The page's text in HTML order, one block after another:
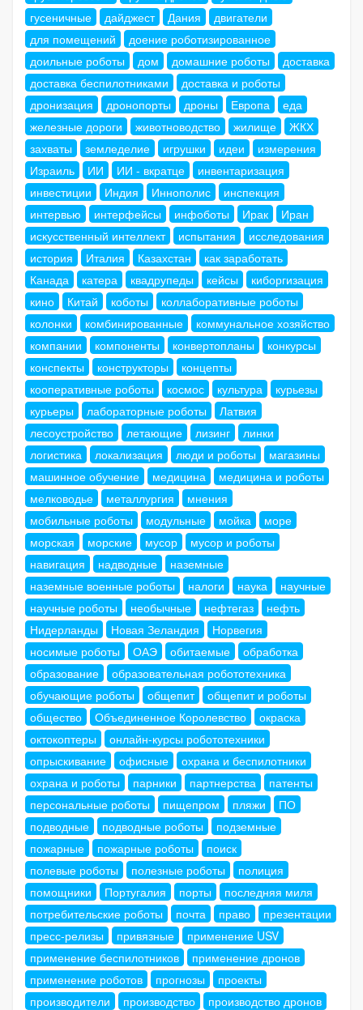
гусеничные
дайджест Дания
двигатели
для помещений
доение роботизированное
доильные роботы
дом домашние роботы
доставка
доставка беспилотниками
доставка и роботы
дронизация
дронопорты дроны Европа
еда
железные дороги
животноводство жилище
ЖКХ
захваты
земледелие игрушки идеи
измерения
Израиль
ИИ ИИ - вкратце
инвентаризация
инвестиции
Индия Иннополис
инспекция
интервью
интерфейсы инфоботы Ирак
Иран
искусственный интеллект
испытания
исследования
история
Италия Казахстан
как заработать
Канада
катера квадрупеды кейсы
киборгизация
кино
Китай коботы
коллаборативные роботы
колонки
комбинированные
коммунальное хозяйство
компании
компоненты конвертопланы
конкурсы
конспекты
конструкторы
концепты
кооперативные роботы
космос культура
курьезы
курьеры
лабораторные роботы
Латвия
лесоустройство
летающие лизинг
линки
логистика
локализация люди и роботы
магазины
машинное обучение
медицина
медицина и роботы
мелководье
металлургия
мнения
мобильные роботы
модульные мойка
море
морская
морские мусор
мусор и роботы
навигация
надводные
наземные
наземные военные роботы
налоги наука
научные
научные роботы
необычные нефтегаз
нефть
Нидерланды
Новая Зеландия
Норвегия
носимые роботы
ОАЭ обитаемые
обработка
образование
образовательная робототехника
обучающие роботы
общепит
общепит и роботы
общество
Объединенное Королевство
окраска
октокоптеры
онлайн-курсы робототехники
опрыскивание
офисные
охрана и беспилотники
охрана и роботы
парники партнерства
патенты
персональные роботы
пищепром пляжи
ПО
подводные
подводные роботы
подземные
пожарные
пожарные роботы
поиск
полевые роботы
полезные роботы
полиция
помощники
Португалия порты
последняя миля
потребительские роботы
почта право
презентации
пресс-релизы
привязные
применение USV
применение беспилотников
применение дронов
применение роботов
прогнозы
проекты
производители
производство
производство дронов